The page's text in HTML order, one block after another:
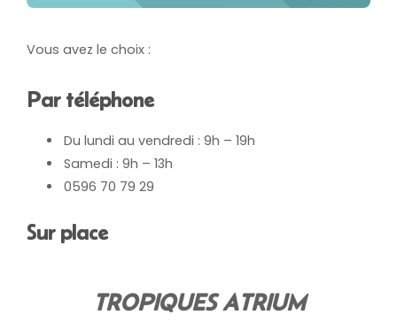
Vous avez le choix :
Par téléphone
Du lundi au vendredi : 9h – 19h
Samedi : 9h – 13h
0596 70 79 29
Sur place
TROPIQUES ATRIUM